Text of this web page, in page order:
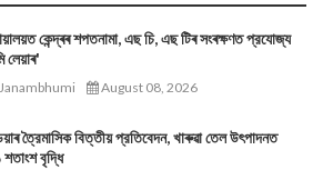
কেন্দ্ৰৰ শপতনামা, এছ চি, এছ টিৰ সংৰক্ষণত প্রযোজ্য
লেয়াৰ'
August 08, 2026
ত্রৈমাসিক বিত্তীয় প্রতিবেদন, খাৰুৱা তেল উৎপাদনত
শতাংশ বৃদ্ধি